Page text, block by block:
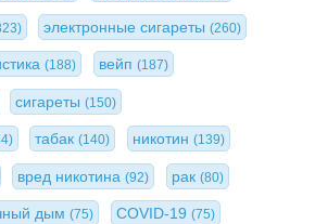
электронные сигареты(260)
(188) вейп (187)
сигареты(150)
табак(140) никотин (139)
вред никотина(92) рак (80)
дым(75) COVID-19 (75)